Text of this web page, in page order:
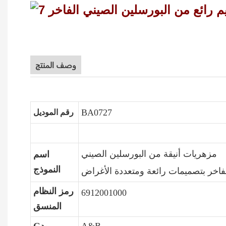
وصف المنتج
رقم الموديل BA0727
اسم
النموذج
مزهريات أنيقة من البورسلين الصيني
بتصميمات رائعة ومتعددة الأغراض
رمز النظام
المنسق
6912001000